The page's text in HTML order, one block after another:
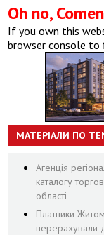
Oh no,
If you own this
browser console to
МАТЕРІАЛИ ПО
Агенція
каталогу
області
Платники
перерахували